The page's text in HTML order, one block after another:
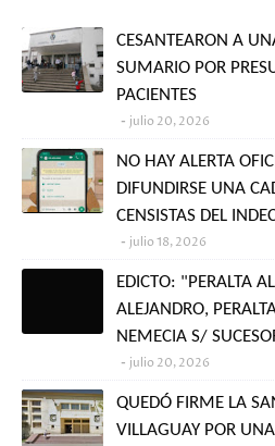
CESANTEARON A
SUMARIO POR
PACIENTES
julio 20, 2026
NO HAY ALERTA
DIFUNDIRSE UNA
CENSISTAS DEL
julio 18, 2026
EDICTO: "PERALTA
ALEJANDRO,
NEMECIA S/
julio 20, 2026
QUEDÓ FIRME LA
VILLAGUAY POR UNA